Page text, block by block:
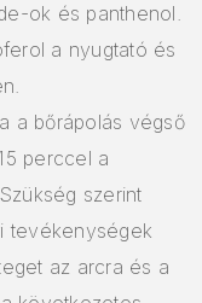
ok és panthenol.
a nyugtató és
a bőrápolás végső
perccel a
szerint
tevékenységek
az arcra és a